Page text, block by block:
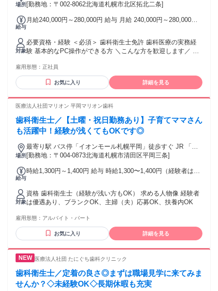
場所
分 車通勤OK／バイク通勤OK
[勤務地：〒002-8062北海道札幌市北区拓北二条]
給与
月給240,000円～280,000円 給与 月給 240,000円～280,000円
ます 給与額は経験に応じて決定します。 ■昇給あり ■賞与あ
り（年2回｜6月・12月） ―給与2ヶ月分の支給実績 ＼各種手
当あり／ ■健康保険手当 ―歯科医師国保の保険料を半額支給
■研修手当 ―診療時間外の研修会に参加した際に支給 ■暖房手
対象
必要資格・経験 ＜必須＞ 歯科衛生士免許 歯科医療の実務経
験 基本的なPC操作ができる方 ＼こんな方を歓迎します／ ブ
て、社会復帰を目指している方 「平日の夕方」「土曜」「日
曜（月2回程度）」に力を貸してくださる方
雇用形態： 正社員
お気に入り 詳細を見る
医療法人社団マリオン 平岡マリオン歯科
歯科衛生士／【土曜・祝日勤務あり】子育てママさん
も活躍中！経験が浅くてもOKです◎
場所
最寄り駅 バス停「イオンモール札幌平岡」徒歩すぐ JR 「上
野幌駅」 車12分
[勤務地：〒004-0873北海道札幌市清田区平岡三条]
給与
時給1,300円～1,400円 給与 時給1,300〜1,400円（経験者は優
対象
資格 歯科衛生士（経験が浅い方もOK） 求める人物像 経験者
は優遇あり、ブランクOK、主婦（夫）応募OK、扶養内OK
雇用形態： アルバイト・パート
お気に入り 詳細を見る
医療法人社団 たにぐち歯科クリニック
歯科衛生士／定着の良さ◎まずは職場見学に来てみま
せんか？◇未経験OK◇長期休暇も充実